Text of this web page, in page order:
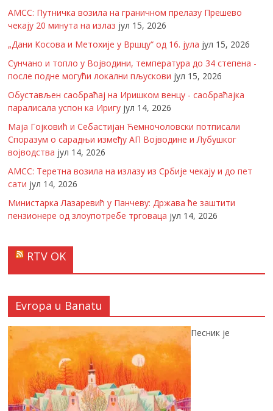
АМСС: Путничка возила на граничном прелазу Прешево
чекају 20 минута на излаз јул 15, 2026
„Дани Косова и Метохије у Вршцу“ од 16. јула јул 15, 2026
Сунчано и топло у Војводини, температура до 34 степена -
после подне могући локални пљускови јул 15, 2026
Обустављен саобраћај на Иришком венцу - саобраћајка
паралисала успон ка Иригу јул 14, 2026
Маја Гојковић и Себастијан Ћемночоловски потписали
Споразум о сарадњи између АП Војводине и Лубушког
војводства јул 14, 2026
АМСС: Теретна возила на излазу из Србије чекају и до пет
сати јул 14, 2026
Министарка Лазаревић у Панчеву: Држава ће заштити
пензионере од злоупотребе трговаца јул 14, 2026
RTV OK
Evropa u Banatu
Песник је